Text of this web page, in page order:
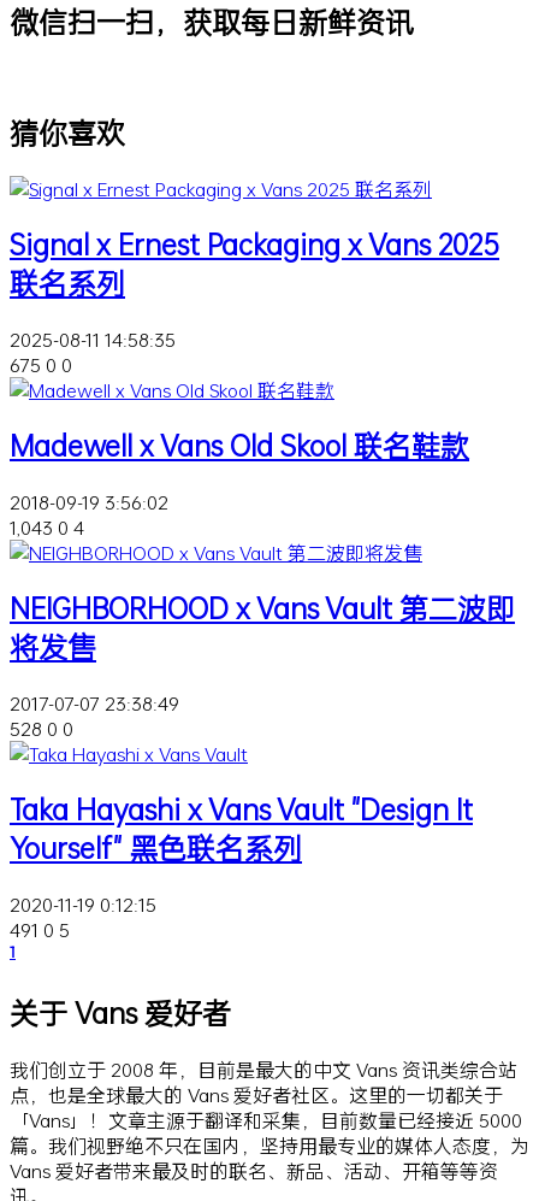
微信扫一扫，获取每日新鲜资讯
猜你喜欢
Signal x Ernest Packaging x Vans 2025
联名系列
2025-08-11 14:58:35
675 0 0
Madewell x Vans Old Skool 联名鞋款
2018-09-19 3:56:02
1,043 0 4
NEIGHBORHOOD x Vans Vault 第二波即
将发售
2017-07-07 23:38:49
528 0 0
Taka Hayashi x Vans Vault "Design It
Yourself" 黑色联名系列
2020-11-19 0:12:15
491 0 5
1
关于 Vans 爱好者
我们创立于 2008 年，目前是最大的中文 Vans 资讯类综合站
点，也是全球最大的 Vans 爱好者社区。这里的一切都关于
「Vans」！文章主源于翻译和采集，目前数量已经接近 5000
篇。我们视野绝不只在国内，坚持用最专业的媒体人态度，为
Vans 爱好者带来最及时的联名、新品、活动、开箱等等资
讯。